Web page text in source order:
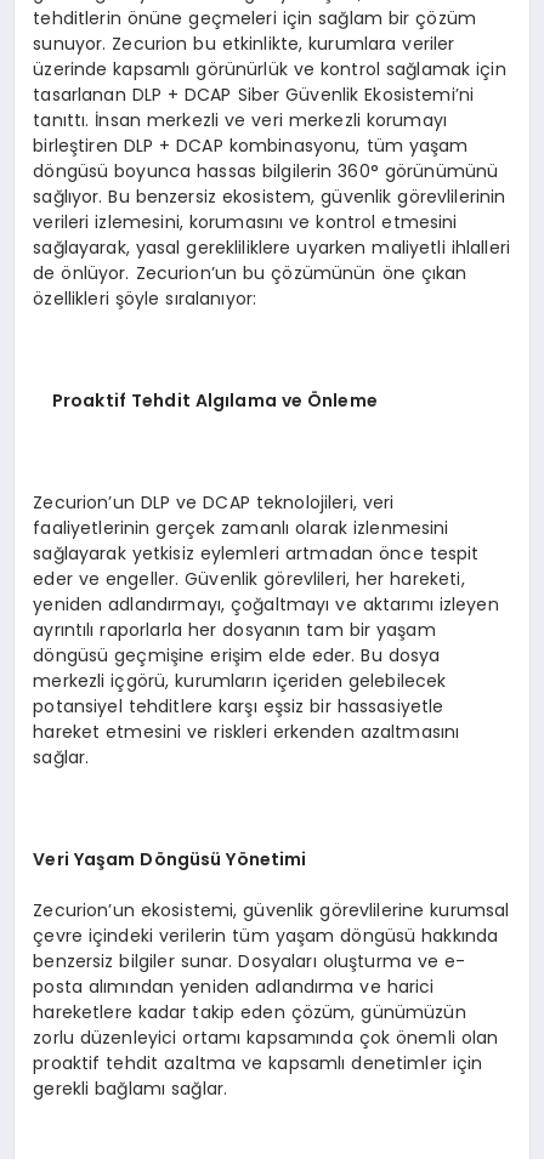
tehditlerin önüne geçmeleri için sağlam bir çözüm
sunuyor. Zecurion bu etkinlikte, kurumlara veriler
üzerinde kapsamlı görünürlük ve kontrol sağlamak için
tasarlanan DLP + DCAP Siber Güvenlik Ekosistemi’ni
tanıttı. İnsan merkezli ve veri merkezli korumayı
birleştiren DLP + DCAP kombinasyonu, tüm yaşam
döngüsü boyunca hassas bilgilerin 360° görünümünü
sağlıyor. Bu benzersiz ekosistem, güvenlik görevlilerinin
verileri izlemesini, korumasını ve kontrol etmesini
sağlayarak, yasal gerekliliklere uyarken maliyetli ihlalleri
de önlüyor. Zecurion’un bu çözümünün öne çıkan
özellikleri şöyle sıralanıyor:
Proaktif Tehdit Algılama ve Önleme
Zecurion’un DLP ve DCAP teknolojileri, veri
faaliyetlerinin gerçek zamanlı olarak izlenmesini
sağlayarak yetkisiz eylemleri artmadan önce tespit
eder ve engeller. Güvenlik görevlileri, her hareketi,
yeniden adlandırmayı, çoğaltmayı ve aktarımı izleyen
ayrıntılı raporlarla her dosyanın tam bir yaşam
döngüsü geçmişine erişim elde eder. Bu dosya
merkezli içgörü, kurumların içeriden gelebilecek
potansiyel tehditlere karşı eşsiz bir hassasiyetle
hareket etmesini ve riskleri erkenden azaltmasını
sağlar.
Veri Yaşam Döngüsü Yönetimi
Zecurion’un ekosistemi, güvenlik görevlilerine kurumsal
çevre içindeki verilerin tüm yaşam döngüsü hakkında
benzersiz bilgiler sunar. Dosyaları oluşturma ve e-
posta alımından yeniden adlandırma ve harici
hareketlere kadar takip eden çözüm, günümüzün
zorlu düzenleyici ortamı kapsamında çok önemli olan
proaktif tehdit azaltma ve kapsamlı denetimler için
gerekli bağlamı sağlar.